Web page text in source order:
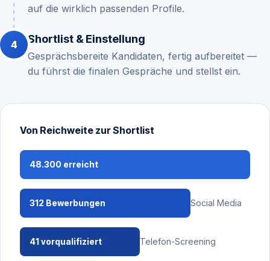
auf die wirklich passenden Profile.
Shortlist & Einstellung
Gesprächsbereite Kandidaten, fertig aufbereitet —
du führst die finalen Gespräche und stellst ein.
Von Reichweite zur Shortlist
48.300 erreicht
312 Bewerbungen Social Media
41 vorqualifiziert Telefon-Screening